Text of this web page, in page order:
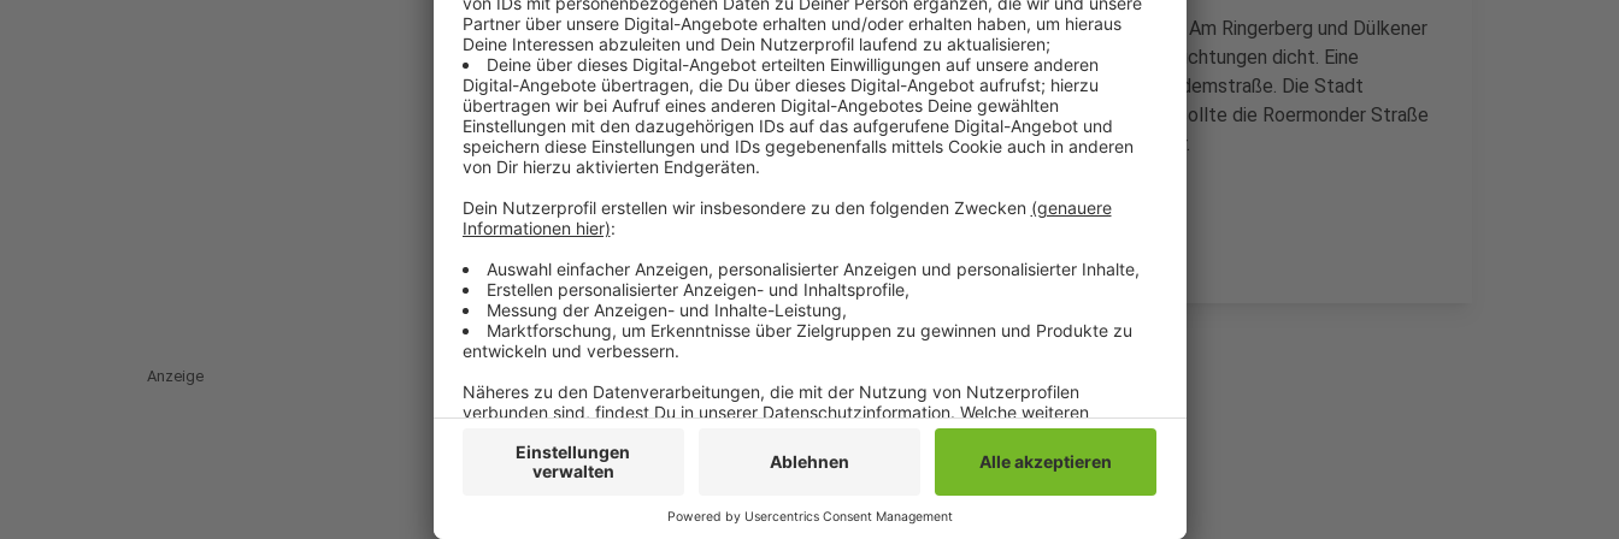
Ab Dienstag (01.10.) beginnen Kanalarbeiten zwischen der Straße Am Ringerberg und Dülkener
Straße. In diesem Abschnitt ist die Roermonder Straße in beide Richtungen dicht. Eine
Umleitung geht über die Sternstraße, Waldnieler Straße und Nicodemstraße. Die Stadt
rechnet mit vielen Staus und Verkehrsbehinderungen - wer kann, sollte die Roermonder Straße
umfahren. Die Arbeiten dauern voraussichtlich bis Ende November.
Anzeige